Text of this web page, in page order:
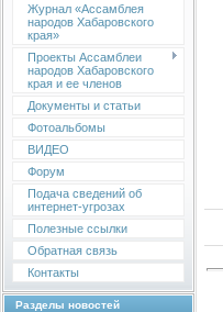
Журнал «Ассамблея
народов Хабаровского
края»
Проекты Ассамблеи
народов Хабаровского
края и ее членов
Документы и статьи
Фотоальбомы
ВИДЕО
Форум
Подача сведений об
интернет-угрозах
Полезные ссылки
Обратная связь
Контакты
Разделы новостей